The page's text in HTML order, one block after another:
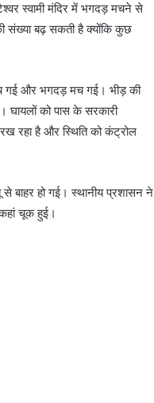
स्वामी मंदिर में भगदड़ मचने से
संख्या बढ़ सकती है क्योंकि कुछ
गई और भगदड़ मच गई। भीड़ की
को पास के सरकारी
रहा है और स्थिति को कंट्रोल
से बाहर हो गई। स्थानीय प्रशासन ने
चूक हुई।